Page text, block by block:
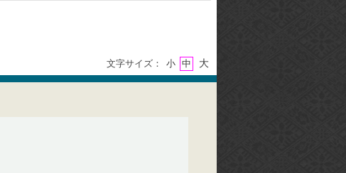
文字サイズ： 小 中 大